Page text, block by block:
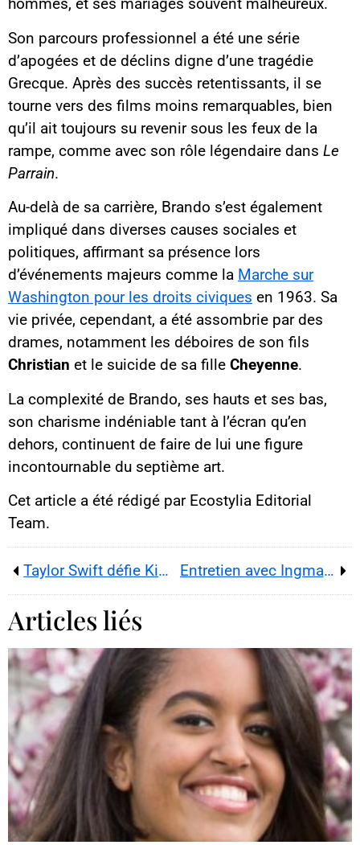
hommes, et ses mariages souvent malheureux.
Son parcours professionnel a été une série
d’apogées et de déclins digne d’une tragédie
Grecque. Après des succès retentissants, il se
tourne vers des films moins remarquables, bien
qu’il ait toujours su revenir sous les feux de la
rampe, comme avec son rôle légendaire dans Le
Parrain.
Au-delà de sa carrière, Brando s’est également
impliqué dans diverses causes sociales et
politiques, affirmant sa présence lors
d’événements majeurs comme la Marche sur
Washington pour les droits civiques en 1963. Sa
vie privée, cependant, a été assombrie par des
drames, notamment les déboires de son fils
Christian et le suicide de sa fille Cheyenne.
La complexité de Brando, ses hauts et ses bas,
son charisme indéniable tant à l’écran qu’en
dehors, continuent de faire de lui une figure
incontournable du septième art.
Cet article a été rédigé par Ecostylia Editorial
Team.
Taylor Swift défie Kim Kardashian dans son tout nouvel album Entretien avec Ingmar Lazar : prodige du piano dès l’enfance
Articles liés